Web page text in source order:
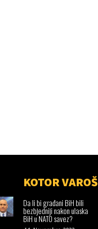
KOTOR VAROŠ
Da li bi građani BiH bili
bezbjedniji nakon ulaska
BiH u NATO savez?